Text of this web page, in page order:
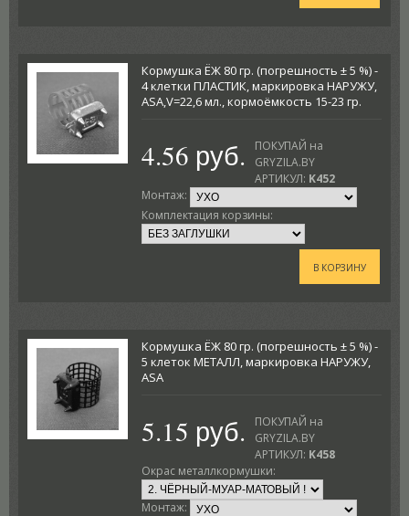
Кормушка ЁЖ 80 гр. (погрешность ± 5 %) -
4 клетки ПЛАСТИК, маркировка НАРУЖУ,
ASA,V=22,6 мл., кормоёмкость 15-23 гр.
4.56 руб.
ПОКУПАЙ на
GRYZILA.BY
АРТИКУЛ: K452
Монтаж:
Комплектация корзины:
В КОРЗИНУ
Кормушка ЁЖ 80 гр. (погрешность ± 5 %) -
5 клеток МЕТАЛЛ, маркировка НАРУЖУ,
ASA
5.15 руб.
ПОКУПАЙ на
GRYZILA.BY
АРТИКУЛ: K458
Окрас металлкормушки:
Монтаж: